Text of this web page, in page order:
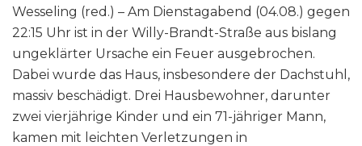
Wesseling (red.) – Am Dienstagabend (04.08.) gegen
22:15 Uhr ist in der Willy-Brandt-Straße aus bislang
ungeklärter Ursache ein Feuer ausgebrochen.
Dabei wurde das Haus, insbesondere der Dachstuhl,
massiv beschädigt. Drei Hausbewohner, darunter
zwei vierjährige Kinder und ein 71-jähriger Mann,
kamen mit leichten Verletzungen in